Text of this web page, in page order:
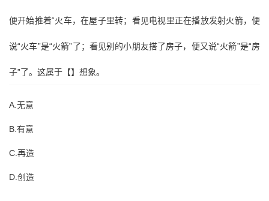
便开始推着“火车，在屋子里转；看见电视里正在播放发射火箭，便
说“火车”是“火箭”了；看见别的小朋友搭了房子，便又说“火箭”是“房
子”了。这属于【】想象。
A.无意
B.有意
C.再造
D.创造